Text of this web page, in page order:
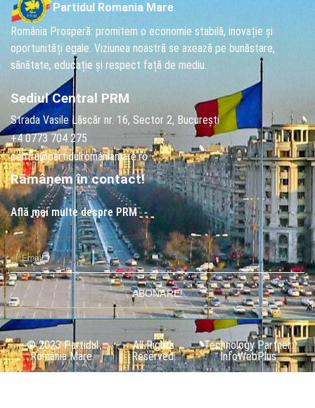
Partidul Romania Mare
România Prosperă: promitem o economie stabilă, inovație și
oportunități egale. Viziunea noastră se axează pe bunăstare,
sănătate, educație și respect față de mediu.
Sediul Central PRM
Strada Vasile Lăscăr nr. 16, Sector 2, București
+4 0773 704 275
centru@partidulromaniamare.ro
Rămânem în contact!
Află mai multe despre PRM
ABONARE!
© 2023 Partidul
România Mare.
All Rights
Reserved.
Technology Partner:
InfoWebPlus